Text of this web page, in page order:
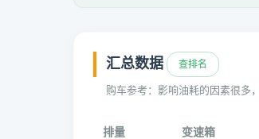
汇总数据 查排名
购车参考：影响油耗的因素很多
排量 变速箱